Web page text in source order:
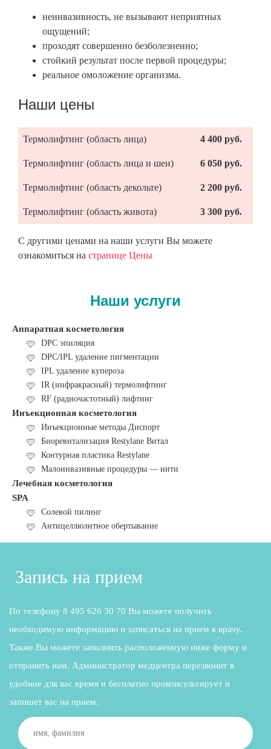
неинвазивность, не вызывают неприятных
ощущений;
проходят совершенно безболезненно;
стойкий результат после первой процедуры;
реальное омоложение организма.
Наши цены
Термолифтинг (область лица) 4 400 руб.
Термолифтинг (область лица и шеи) 6 050 руб.
Термолифтинг (область декольте) 2 200 руб.
Термолифтинг (область живота) 3 300 руб.
С другими ценами на наши услуги Вы можете
ознакомиться на странице Цены
Наши услуги
Аппаратная косметология
DPC эпиляция
DPC/IPL удаление пигментации
IPL удаление купероза
IR (инфракрасный) термолифтинг
RF (радиочастотный) лифтинг
Инъекционная косметология
Инъекционные методы Диспорт
Биоревитализация Restylane Витал
Контурная пластика Restylane
Малоинвазивные процедуры — нити
Лечебная косметология
SPA
Солевой пилинг
Антицеллюлитное обертывание
Запись на прием
По телефону 8 495 626 30 70 Вы можете получить
необходимую информацию и записаться на прием к врачу.
Также Вы можете заполнить расположенную ниже форму и
отправить нам. Администратор медцентра перезвонит в
удобное для вас время и бесплатно проконсультирует и
запишет вас на прием.